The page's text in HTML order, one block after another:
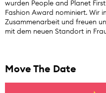
wurden People and Planet
Fashion Award nominiert. Wir
Zusammenarbeit und freuen
mit dem neuen Standort in
Move The Date